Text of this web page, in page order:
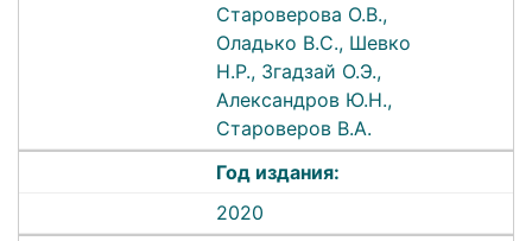
Староверова О.В.,
Оладько В.С., Шевко
Н.Р., Згадзай О.Э.,
Александров Ю.Н.,
Староверов В.А.
Год издания:
2020